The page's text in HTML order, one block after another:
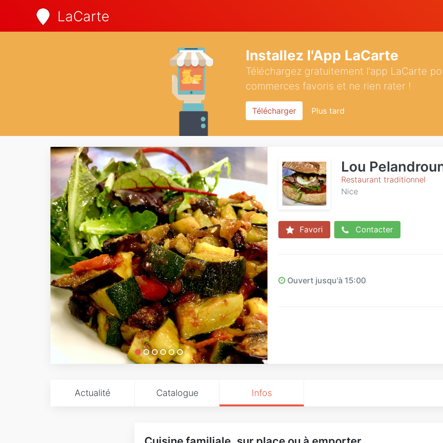
LaCarte
Installez l'App LaCarte
Téléchargez gratuitement l'app LaCarte
commerces favoris et ne rien rater !
Télécharger Plus tard
Lou
Restaurant traditionnel
Nice
Favori Contacter
Ouvert jusqu'à 15:00
Actualité Catalogue Infos